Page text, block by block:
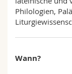
Philologien,
Wann?